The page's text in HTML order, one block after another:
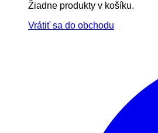
Žiadne produkty v košíku.
Vrátiť sa do obchodu